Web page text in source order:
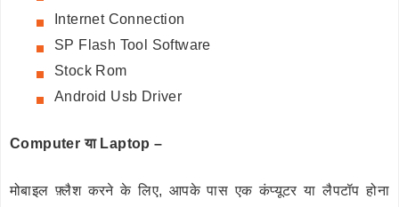
Internet Connection
SP Flash Tool Software
Stock Rom
Android Usb Driver
Computer या Laptop –
मोबाइल फ़्लैश करने के लिए, आपके पास एक कंप्यूटर या लैपटॉप होना